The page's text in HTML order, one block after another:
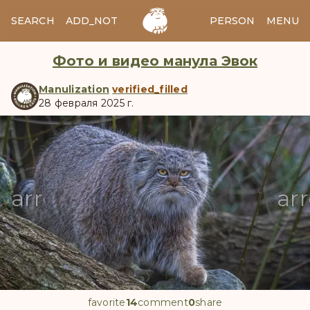
SEARCH ADD_NOTES ADD_IMAGE PERSON MENU
Фото и видео манула Эвок
Manulization verified_filled
28 февраля 2025 г.
manul
arrow_back
favorite14comment0share